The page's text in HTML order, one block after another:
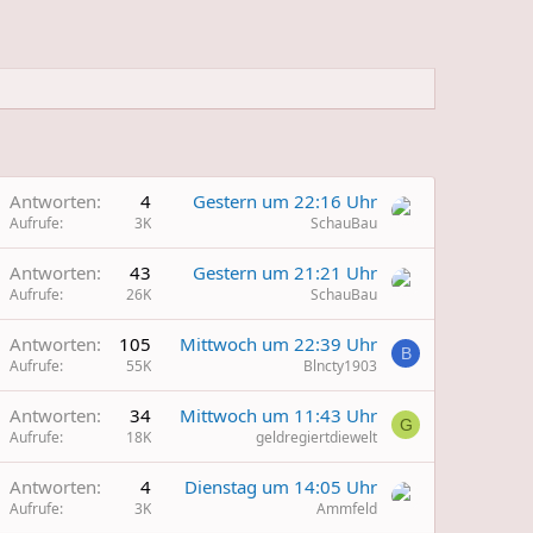
Antworten 4
Aufrufe 3K
Gestern um 22:16 Uhr
SchauBau
Antworten 43
Aufrufe 26K
Gestern um 21:21 Uhr
SchauBau
Antworten 105
Aufrufe 55K
Mittwoch um 22:39 Uhr
Blncty1903
B
Antworten 34
Aufrufe 18K
Mittwoch um 11:43 Uhr
geldregiertdiewelt
G
Antworten 4
Aufrufe 3K
Dienstag um 14:05 Uhr
Ammfeld